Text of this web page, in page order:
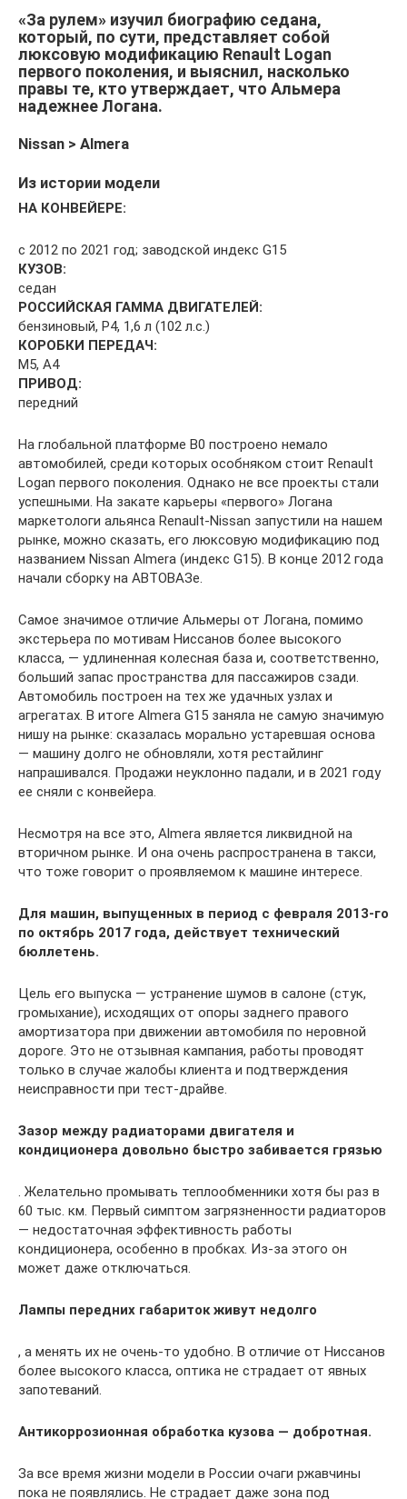
«За рулем» изучил биографию седана,
который, по сути, представляет собой
люксовую модификацию Renault Logan
первого поколения, и выяснил, насколько
правы те, кто утверждает, что Альмера
надежнее Логана.
Nissan > Almera
Из истории модели
НА КОНВЕЙЕРЕ:
с 2012 по 2021 год; заводской индекс G15
КУЗОВ:
седан
РОССИЙСКАЯ ГАММА ДВИГАТЕЛЕЙ:
бензиновый, Р4, 1,6 л (102 л.с.)
КОРОБКИ ПЕРЕДАЧ:
М5, А4
ПРИВОД:
передний
На глобальной платформе B0 построено немало
автомобилей, среди которых особняком стоит Renault
Logan первого поколения. Однако не все проекты стали
успешными. На закате карьеры «первого» Логана
маркетологи альянса Renault-Nissan запустили на нашем
рынке, можно сказать, его люксовую модификацию под
названием Nissan Almera (индекс G15). В конце 2012 года
начали сборку на АВТОВАЗе.
Самое значимое отличие Альмеры от Логана, помимо
экстерьера по мотивам Ниссанов более высокого
класса, — удлиненная колесная база и, соответственно,
больший запас пространства для пассажиров сзади.
Автомобиль построен на тех же удачных узлах и
агрегатах. В итоге Almera G15 заняла не самую значимую
нишу на рынке: сказалась морально устаревшая основа
— машину долго не обновляли, хотя рестайлинг
напрашивался. Продажи неуклонно падали, и в 2021 году
ее сняли с конвейера.
Несмотря на все это, Almera является ликвидной на
вторичном рынке. И она очень распространена в такси,
что тоже говорит о проявляемом к машине интересе.
Для машин, выпущенных в период с февраля 2013‑го
по октябрь 2017 года, действует технический
бюллетень.
Цель его выпуска — устранение шумов в салоне (стук,
громыхание), исходящих от опоры заднего правого
амортизатора при движении автомобиля по неровной
дороге. Это не отзывная кампания, работы проводят
только в случае жалобы клиента и подтверждения
неисправности при тест-драйве.
Зазор между радиаторами двигателя и
кондиционера довольно быстро забивается грязью
. Желательно промывать теплообменники хотя бы раз в
60 тыс. км. Первый симптом загрязненности радиаторов
— недостаточная эффективность работы
кондиционера, особенно в пробках. Из-за этого он
может даже отключаться.
Лампы передних габариток живут недолго
, а менять их не очень-то удобно. В отличие от Ниссанов
более высокого класса, оптика не страдает от явных
запотеваний.
Антикоррозионная обработка кузова — добротная.
За все время жизни модели в России очаги ржавчины
пока не появлялись. Не страдает даже зона под